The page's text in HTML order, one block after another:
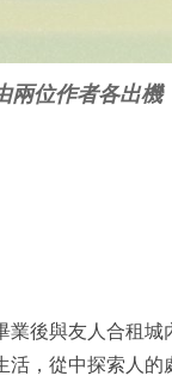
兩位作者各出機
業後與友人合租城
活，從中探索人的